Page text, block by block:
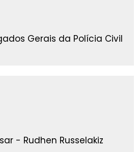
Gerais da Polícia Civil
- Rudhen Russelakiz